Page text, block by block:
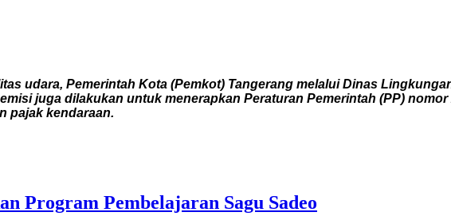
udara, Pemerintah Kota (Pemkot) Tangerang melalui Dinas
juga dilakukan untuk menerapkan Peraturan Pemerintah (PP)
pajak kendaraan.
Program Pembelajaran Sagu Sadeo